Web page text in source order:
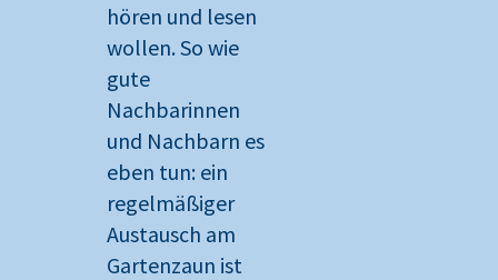
hören und lesen
wollen. So wie
gute
Nachbarinnen
und Nachbarn es
eben tun: ein
regelmäßiger
Austausch am
Gartenzaun ist